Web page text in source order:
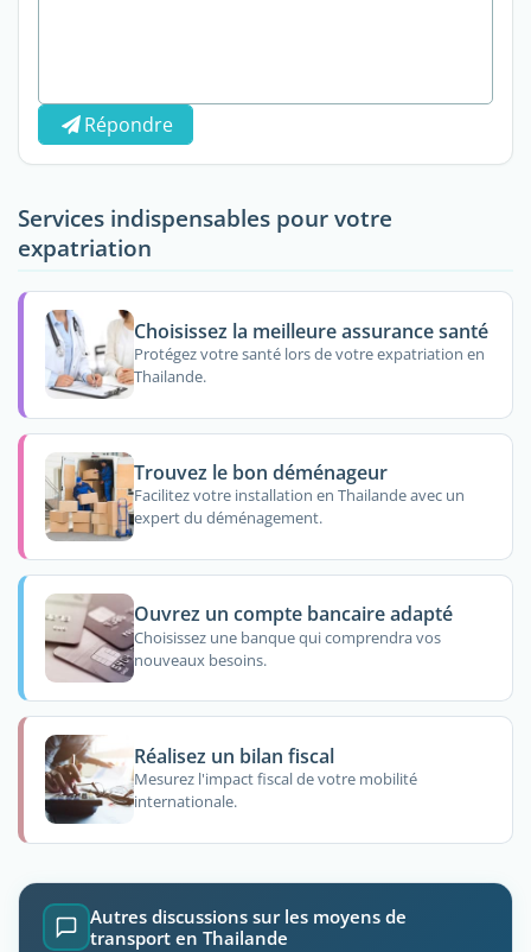
Répondre
Services indispensables pour votre
expatriation
Choisissez la meilleure assurance santé
Protégez votre santé lors de votre expatriation en
Thailande.
Trouvez le bon déménageur
Facilitez votre installation en Thailande avec un
expert du déménagement.
Ouvrez un compte bancaire adapté
Choisissez une banque qui comprendra vos
nouveaux besoins.
Réalisez un bilan fiscal
Mesurez l'impact fiscal de votre mobilité
internationale.
Autres discussions sur les moyens de
transport en Thailande